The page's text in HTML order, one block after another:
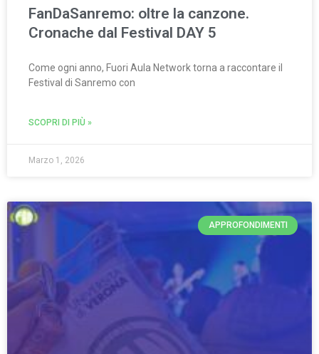
FanDaSanremo: oltre la canzone.
Cronache dal Festival DAY 5
Come ogni anno, Fuori Aula Network torna a raccontare il
Festival di Sanremo con
SCOPRI DI PIÙ »
Marzo 1, 2026
APPROFONDIMENTI